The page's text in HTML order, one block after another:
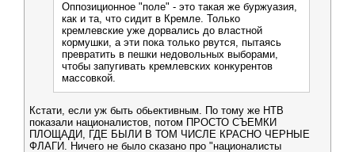
Оппозиционное "поле" - это такая же буржуазия,
как и та, что сидит в Кремле. Только
кремлевские уже дорвались до властной
кормушки, а эти пока только рвутся, пытаясь
превратить в пешки недовольных выборами,
чтобы запугивать кремлевских конкурентов
массовкой.
Кстати, если уж быть обьективным. По тому же НТВ
показали националистов, потом ПРОСТО СЪЕМКИ
ПЛОЩАДИ, ГДЕ БЫЛИ В ТОМ ЧИСЛЕ КРАСНО ЧЕРНЫЕ
ФЛАГИ. Ничего не было сказано про "националисты